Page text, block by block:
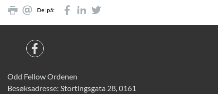
Del på:
Odd Fellow Ordenen
Besøksadresse: Stortingsgata 28, 0161